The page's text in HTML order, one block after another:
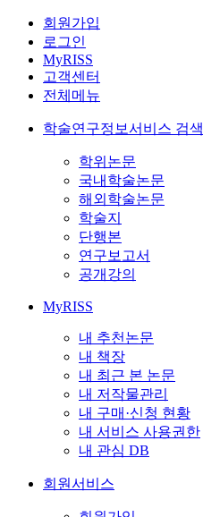
회원가입
로그인
MyRISS
고객센터
전체메뉴
학술연구정보서비스 검색
학위논문
국내학술논문
해외학술논문
학술지
단행본
연구보고서
공개강의
MyRISS
내 추천논문
내 책장
내 최근 본 논문
내 저작물관리
내 구매·신청 현황
내 서비스 사용권한
내 관심 DB
회원서비스